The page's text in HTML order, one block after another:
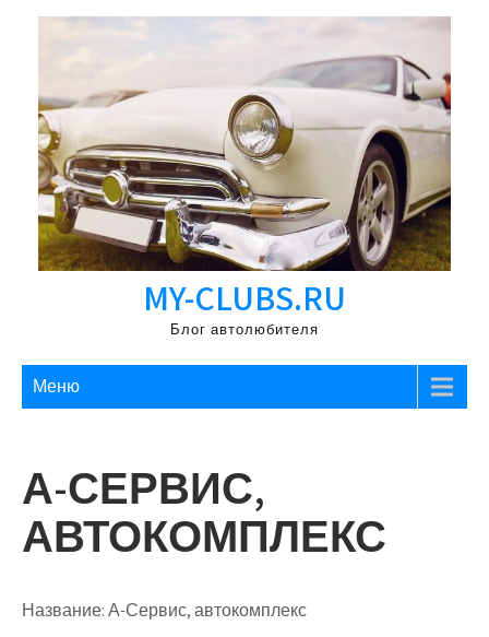
Перейти
MY-CLUBS.RU
Блог автолюбителя
Меню
А-СЕРВИС,
АВТОКОМПЛЕКС
Название:А-Сервис, автокомплекс